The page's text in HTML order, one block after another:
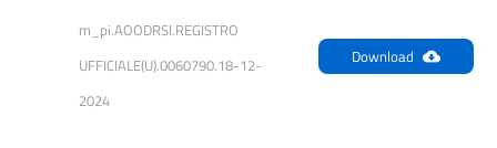
m_pi.AOODRSI.REGISTRO
UFFICIALE(U).0060790.18-12-
2024
Download